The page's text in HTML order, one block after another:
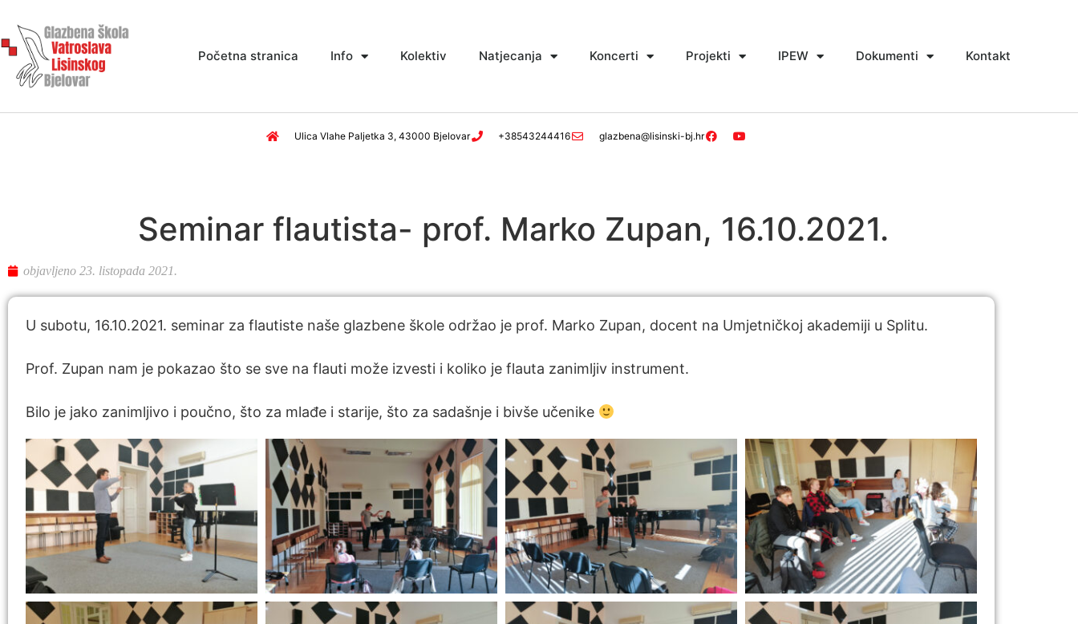
Početna stranica Info Kolektiv Natjecanja Koncerti Projekti IPEW Dokumenti Kontakt
Ulica Vlahe Paljetka 3, 43000 Bjelovar +38543244416 glazbena@lisinski-bj.hr
Seminar flautista- prof. Marko Zupan, 16.10.2021.
objavljeno 23. listopada 2021.
U subotu, 16.10.2021. seminar za flautiste naše glazbene škole održao je prof. Marko Zupan, docent na Umjetničkoj akademiji u Splitu.
Prof. Zupan nam je pokazao što se sve na flauti može izvesti i koliko je flauta zanimljiv instrument.
Bilo je jako zanimljivo i poučno, što za mlađe i starije, što za sadašnje i bivše učenike